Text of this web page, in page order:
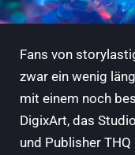
Fans von
zwar ein wenig
mit einem noch
DigixArt, das
und Publisher